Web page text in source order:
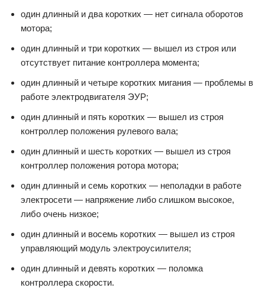
один длинный и два коротких — нет сигнала оборотов
мотора;
один длинный и три коротких — вышел из строя или
отсутствует питание контроллера момента;
один длинный и четыре коротких мигания — проблемы в
работе электродвигателя ЭУР;
один длинный и пять коротких — вышел из строя
контроллер положения рулевого вала;
один длинный и шесть коротких — вышел из строя
контроллер положения ротора мотора;
один длинный и семь коротких — неполадки в работе
электросети — напряжение либо слишком высокое,
либо очень низкое;
один длинный и восемь коротких — вышел из строя
управляющий модуль электроусилителя;
один длинный и девять коротких — поломка
контроллера скорости.